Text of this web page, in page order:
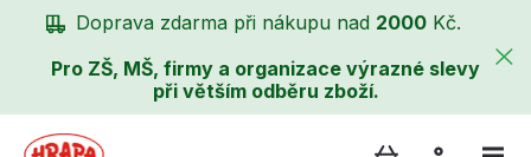
Doprava zdarma při nákupu nad 2000 Kč.
Pro ZŠ, MŠ, firmy a organizace výrazné slevy
při větším odběru zboží.